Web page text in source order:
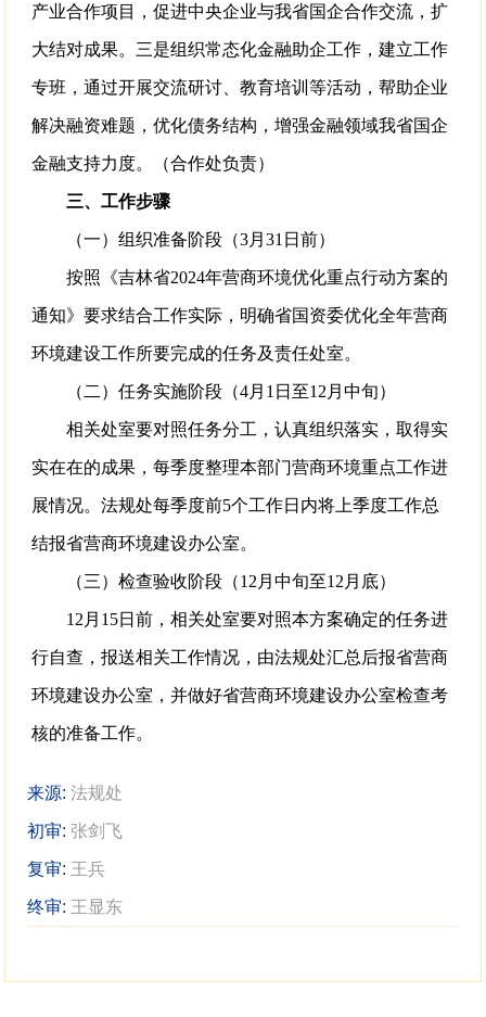
产业合作项目，促进中央企业与我省国企合作交流，扩
大结对成果。三是组织常态化金融助企工作，建立工作
专班，通过开展交流研讨、教育培训等活动，帮助企业
解决融资难题，优化债务结构，增强金融领域我省国企
金融支持力度。（合作处负责）
三、工作步骤
（一）组织准备阶段（3月31日前）
按照《吉林省2024年营商环境优化重点行动方案的
通知》要求结合工作实际，明确省国资委优化全年营商
环境建设工作所要完成的任务及责任处室。
（二）任务实施阶段（4月1日至12月中旬）
相关处室要对照任务分工，认真组织落实，取得实
实在在的成果，每季度整理本部门营商环境重点工作进
展情况。法规处每季度前5个工作日内将上季度工作总
结报省营商环境建设办公室。
（三）检查验收阶段（12月中旬至12月底）
12月15日前，相关处室要对照本方案确定的任务进
行自查，报送相关工作情况，由法规处汇总后报省营商
环境建设办公室，并做好省营商环境建设办公室检查考
核的准备工作。
来源:法规处
初审:张剑飞
复审: 王兵
终审: 王显东